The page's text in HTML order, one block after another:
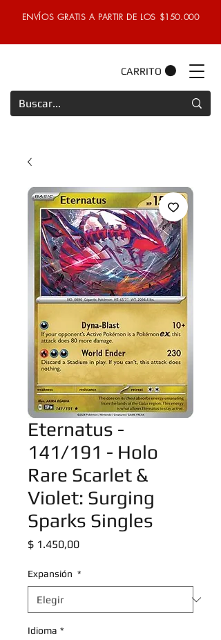
ENVÍOS GRATIS A PARTIR DE LOS $150.000
CARRITO
Eternatus -
141/191 - Holo
Rare Scarlet &
Violet: Surging
Sparks Singles
$ 1.450,00Precio
Expansión *
Idioma *